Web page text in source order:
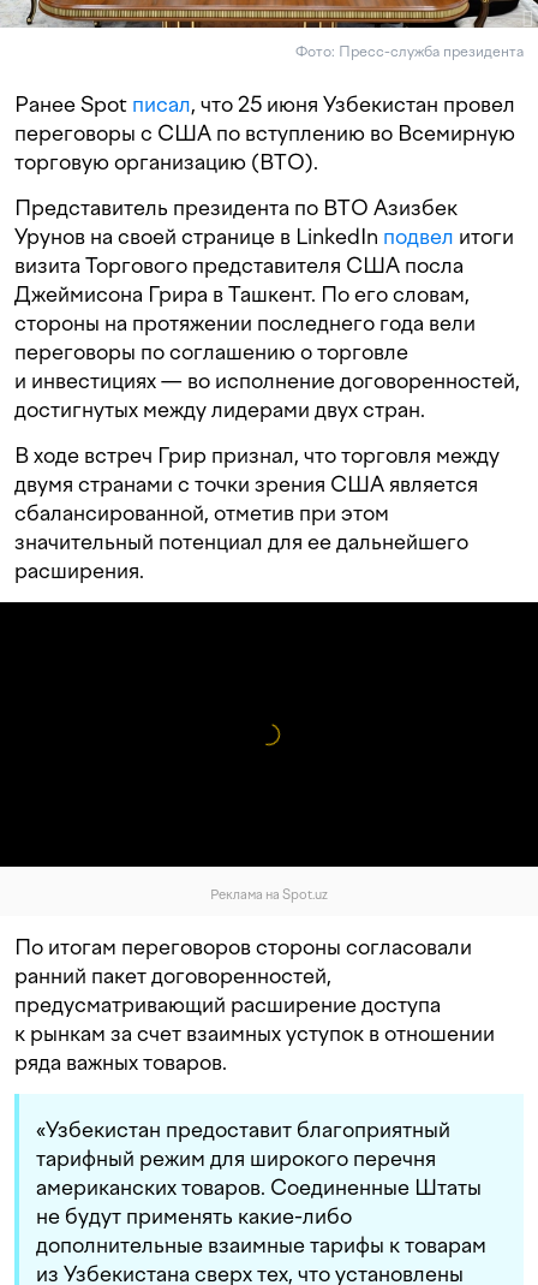
Фото: Пресс-служба президента
Ранее Spot писал, что 25 июня Узбекистан провел
переговоры с США по вступлению во Всемирную
торговую организацию (ВТО).
Представитель президента по ВТО Азизбек
Урунов на своей странице в LinkedIn подвел итоги
визита Торгового представителя США посла
Джеймисона Грира в Ташкент. По его словам,
стороны на протяжении последнего года вели
переговоры по соглашению о торговле
и инвестициях — во исполнение договоренностей,
достигнутых между лидерами двух стран.
В ходе встреч Грир признал, что торговля между
двумя странами с точки зрения США является
сбалансированной, отметив при этом
значительный потенциал для ее дальнейшего
расширения.
Реклама на Spot.uz
По итогам переговоров стороны согласовали
ранний пакет договоренностей,
предусматривающий расширение доступа
к рынкам за счет взаимных уступок в отношении
ряда важных товаров.
«Узбекистан предоставит благоприятный
тарифный режим для широкого перечня
американских товаров. Соединенные Штаты
не будут применять какие-либо
дополнительные взаимные тарифы к товарам
из Узбекистана сверх тех, что установлены